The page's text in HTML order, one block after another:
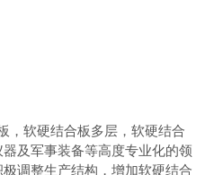
，软硬结合板多层，软硬结合
及军事装备等高度专业化的领
调整生产结构，增加软硬结合